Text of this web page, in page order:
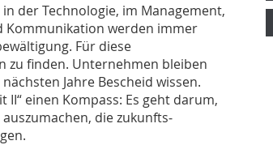
der Technologie, im Management,
werden immer
Für diese
zu finden. Unternehmen bleiben
Jahre Bescheid wissen.
einen Kompass: Es geht darum,
die zukunfts­